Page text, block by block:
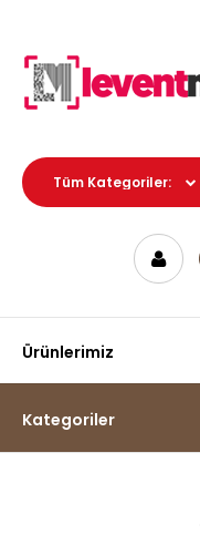
Ürünlerimiz
Kategoriler